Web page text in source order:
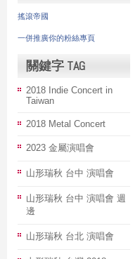
搖滾帝國
一併推廣你的粉絲專頁
關鍵字 TAG
2018 Indie Concert in
Taiwan
2018 Metal Concert
2023 金屬演唱會
山形瑞秋 台中 演唱會
山形瑞秋 台中 演唱會 週
邊
山形瑞秋 台北 演唱會